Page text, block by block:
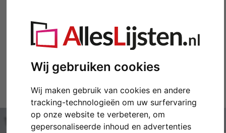
Wij gebruiken cookies
Wij maken gebruik van cookies en andere
tracking-technologieën om uw surfervaring
op onze website te verbeteren, om
gepersonaliseerde inhoud en advertenties
Art & Decoratie B2B
TIJDSCHRIFT TYPES
MULTI
FOTOLIJSTEN